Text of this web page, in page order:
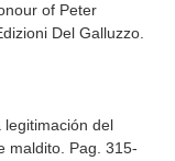
of Peter
Del Galluzzo.
legitimación del
maldito. Pag. 315-